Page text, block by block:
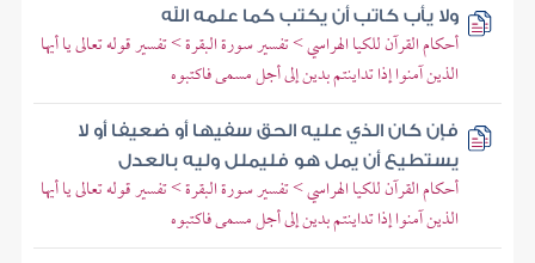
ولا يأب كاتب أن يكتب كما علمه الله
أحكام القرآن للكيا الهراسي > تفسير سورة البقرة > تفسير قوله تعالى يا أيها
الذين آمنوا إذا تداينتم بدين إلى أجل مسمى فاكتبوه
فإن كان الذي عليه الحق سفيها أو ضعيفا أو لا
يستطيع أن يمل هو فليملل وليه بالعدل
أحكام القرآن للكيا الهراسي > تفسير سورة البقرة > تفسير قوله تعالى يا أيها
الذين آمنوا إذا تداينتم بدين إلى أجل مسمى فاكتبوه